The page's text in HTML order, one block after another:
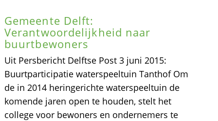
Gemeente Delft:
Verantwoordelijkheid naar
buurtbewoners
Uit Persbericht Delftse Post 3 juni 2015:
Buurtparticipatie waterspeeltuin Tanthof Om
de in 2014 heringerichte waterspeeltuin de
komende jaren open te houden, stelt het
college voor bewoners en ondernemers te